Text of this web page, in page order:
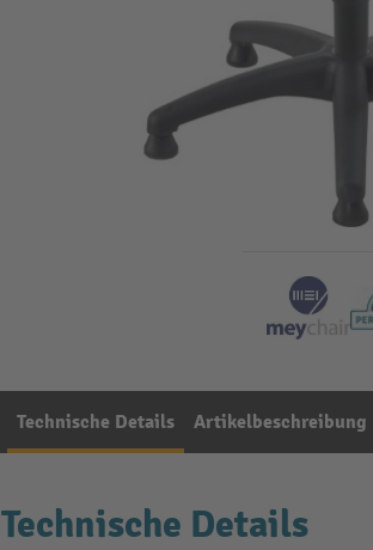
Technische Details Artikelbeschreibung
Technische Details